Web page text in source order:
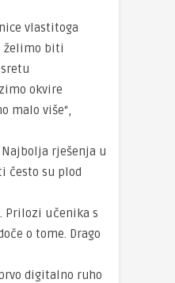
vlastitoga
želimo biti
okvire
malo više“,
rješenja u
često su plod
Prilozi učenika s
o tome. Drago
digitalno ruho